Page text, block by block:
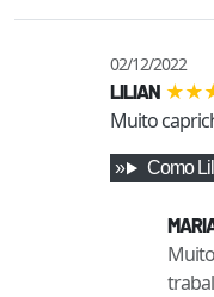
02/12/2022
LILIAN ★★
Muito
Como